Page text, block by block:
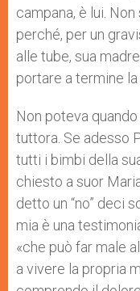
campana, è lui.
perché, per un
alle tube, sua
portare a termine la
Non poteva
tuttora. Se adesso
tutti i bimbi della
chiesto a suor
detto un “no” deci
mia è una
«che può far male
a vivere la propria